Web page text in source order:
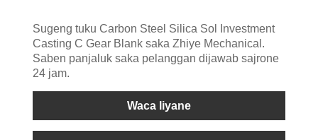
Sugeng tuku Carbon Steel Silica Sol Investment
Casting C Gear Blank saka Zhiye Mechanical.
Saben panjaluk saka pelanggan dijawab sajrone
24 jam.
Waca liyane